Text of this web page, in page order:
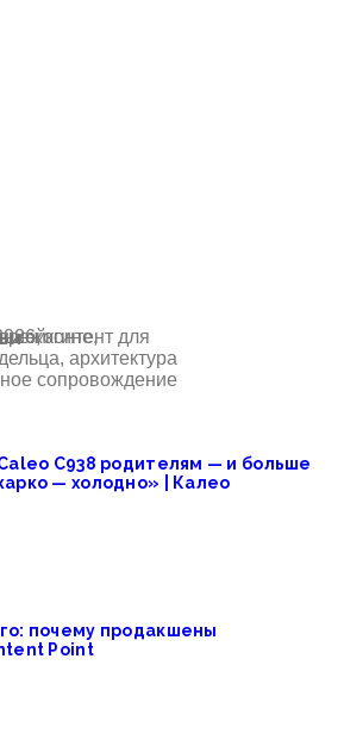
C938 родителям — и больше
— холодно» | Калео
почему продакшены
Point